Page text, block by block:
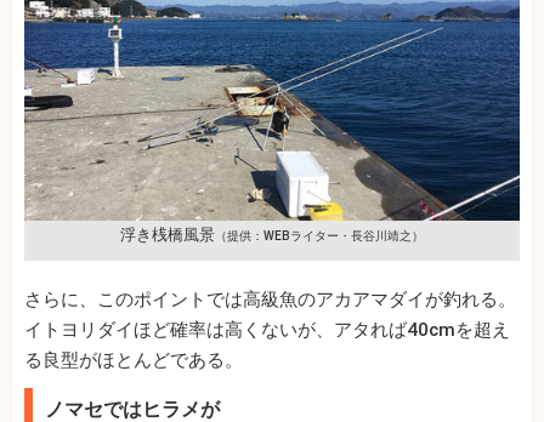
浮き桟橋風景 （提供：WEBライター・長谷川靖之）
さらに、このポイントでは高級魚のアカアマダイが釣れる。
イトヨリダイほど確率は高くないが、アタれば40cmを超え
る良型がほとんどである。
ノマセではヒラメが